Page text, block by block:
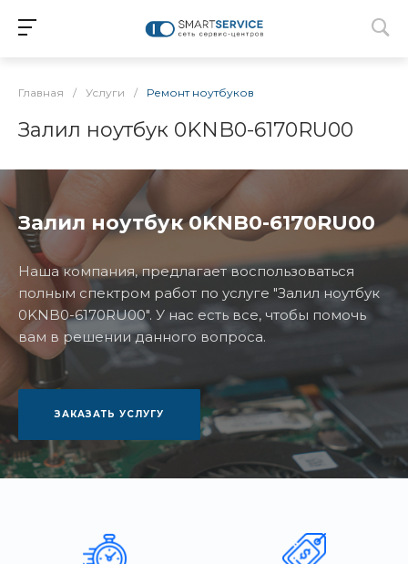
Главная / Услуги / Ремонт ноутбуков
Залил ноутбук 0KNB0-6170RU00
Залил ноутбук 0KNB0-6170RU00
Наша компания, предлагает воспользоваться
полным спектром работ по услуге "Залил ноутбук
0KNB0-6170RU00". У нас есть все, чтобы помочь
вам в решении данного вопроса.
ЗАКАЗАТЬ УСЛУГУ